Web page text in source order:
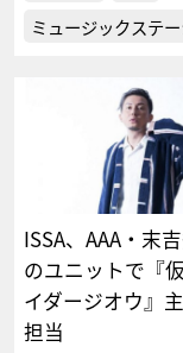
ミュージックステ
ISSA、AAA・末
のユニットで『
イダージオウ』
担当